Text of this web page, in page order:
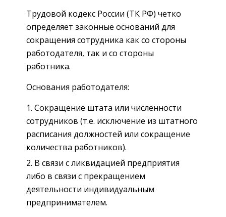
Трудовой кодекс России (ТК РФ) четко
определяет законные оснований для
сокращения сотрудника как со стороны
работодателя, так и со стороны
работника.
Основания работодателя:
Сокращение штата или численности
сотрудников (т.е. исключение из штатного
расписания должностей или сокращение
количества работников).
В связи с ликвидацией предприятия
либо в связи с прекращением
деятельности индивидуальным
предпринимателем.